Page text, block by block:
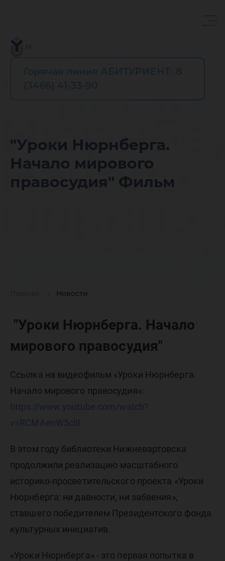
"Уроки Нюрнберга.
Начало мирового
правосудия" Фильм
Новости
Начало
Фильм
"Уроки Нюрнберга. Начало
мирового правосудия"
Ссылка на видеофильм «Уроки Нюрнберга.
Начало мирового правосудия»:
https://www.youtube.com/watch?
v=RCMAenW5cl8
В этом году библиотеки Нижневартовска
продолжили реализацию масштабного
историко-просветительского проекта «Уроки
Нюрнберга: ни давности, ни забвения»,
ставшего победителем Президентского фонда
культурных инициатив.
«Уроки Нюрнберга» - это первая попытка в